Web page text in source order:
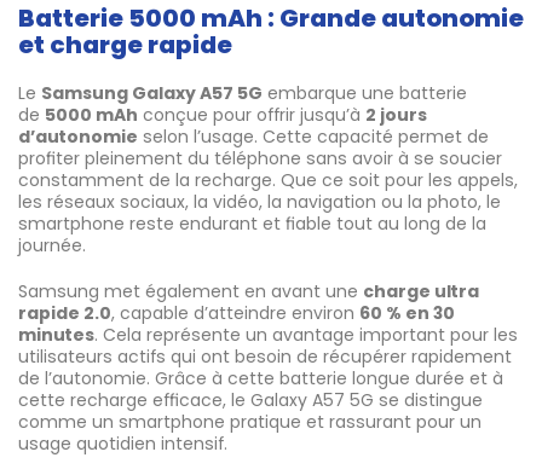
Batterie 5000 mAh : Grande autonomie
et charge rapide
Le Samsung Galaxy A57 5G embarque une batterie
de 5000 mAh conçue pour offrir jusqu’à 2 jours
d’autonomie selon l’usage. Cette capacité permet de
profiter pleinement du téléphone sans avoir à se soucier
constamment de la recharge. Que ce soit pour les appels,
les réseaux sociaux, la vidéo, la navigation ou la photo, le
smartphone reste endurant et fiable tout au long de la
journée.
Samsung met également en avant une charge ultra
rapide 2.0, capable d’atteindre environ 60 % en 30
minutes. Cela représente un avantage important pour les
utilisateurs actifs qui ont besoin de récupérer rapidement
de l’autonomie. Grâce à cette batterie longue durée et à
cette recharge efficace, le Galaxy A57 5G se distingue
comme un smartphone pratique et rassurant pour un
usage quotidien intensif.